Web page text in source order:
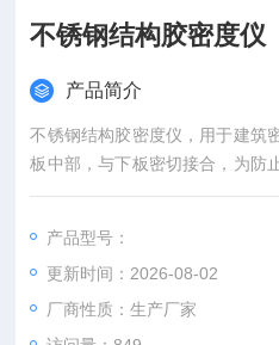
不锈钢结构胶密度仪
产品简介
不锈钢结构胶密度仪，用于建筑
板中部，与下板密切接合，为防
密封下板与环的按缝处，用滴定
产品型号：
更新时间：2026-08-02
厂商性质：生产厂家